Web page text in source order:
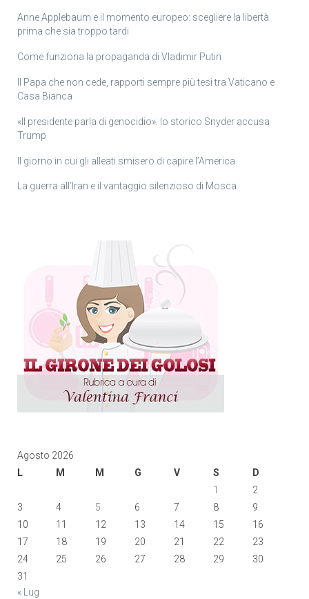
Anne Applebaum e il momento europeo: scegliere la libertà
prima che sia troppo tardi
Come funziona la propaganda di Vladimir Putin
Il Papa che non cede, rapporti sempre più tesi tra Vaticano e
Casa Bianca
«Il presidente parla di genocidio»: lo storico Snyder accusa
Trump
Il giorno in cui gli alleati smisero di capire l’America
La guerra all’Iran e il vantaggio silenzioso di Mosca
Agosto 2026
L
M M G V S
D
1
2
3
4 5 6 7 8
9
10
11 12 13 14 15
16
17
18 19 20 21 22
23
24
25 26 27 28 29
30
31
« Lug